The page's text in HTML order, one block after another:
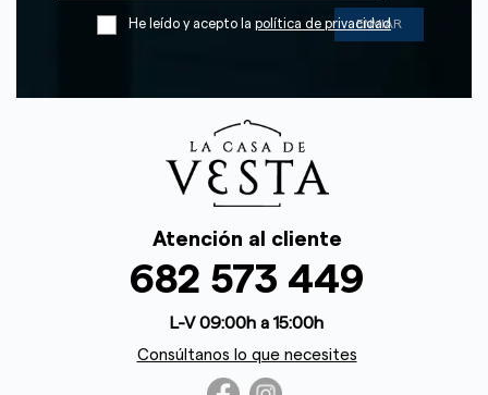
He leído y acepto la política de privacidad
Atención al cliente
682 573 449
L-V 09:00h a 15:00h
Consúltanos lo que necesites